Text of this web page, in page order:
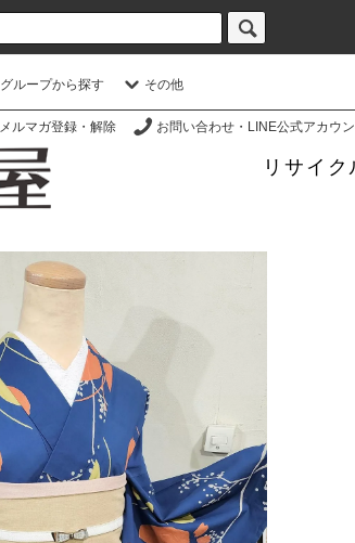
グループから探す その他
メルマガ登録・解除 お問い合わせ・LINE公式アカウン
リサイ